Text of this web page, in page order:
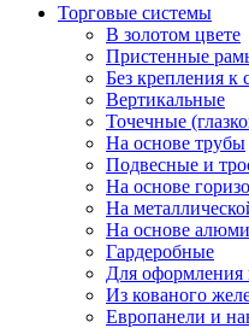
Торговые системы
В золотом цвете
Пристенные
Без крепления к
Вертикальные
Точечные
На основе трубы
Подвесные и
На основе
На
На основе
Гардеробные
Для оформления
Из кованого
Европанели и